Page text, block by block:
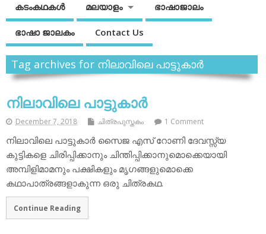
കടംകഥകള്‍ മലയാളം ഭാഷാജാലം
ഭാഷാ ജാലകം Contact Us
Tag archives for നിലാവിലെ പാട്ടുകാർ
നിലാവിലെ പാട്ടുകാർ
December 7, 2018 ചിത്രപുസ്തകം 1 Comment
നിലാവിലെ പാട്ടുകാർ സൈജ എസ് റോണി ദേവസ്സ്യ
കുട്ടികളെ ചിരിപ്പിക്കാനും ചിന്തിപ്പിക്കാനുമൊക്കെയായി
അമ്പിളിമാമനും പക്ഷികളും മൃഗങ്ങളുമൊക്കെ
കഥാപാത്രങ്ങളാകുന്ന ഒരു ചിത്രകഥ.
Continue Reading